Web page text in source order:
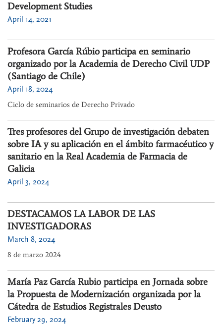
Development Studies
April 14, 2021
Profesora García Rúbio participa en seminario
organizado por la Academia de Derecho Civil UDP
(Santiago de Chile)
April 18, 2024
Ciclo de seminarios de Derecho Privado
Tres profesores del Grupo de investigación debaten
sobre IA y su aplicación en el ámbito farmacéutico y
sanitario en la Real Academia de Farmacia de
Galicia
April 3, 2024
DESTACAMOS LA LABOR DE LAS
INVESTIGADORAS
March 8, 2024
8 de marzo 2024
María Paz García Rubio participa en Jornada sobre
la Propuesta de Modernización organizada por la
Cátedra de Estudios Registrales Deusto
February 29, 2024